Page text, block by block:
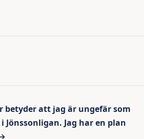
betyder att jag är ungefär som
Jönssonligan. Jag har en plan